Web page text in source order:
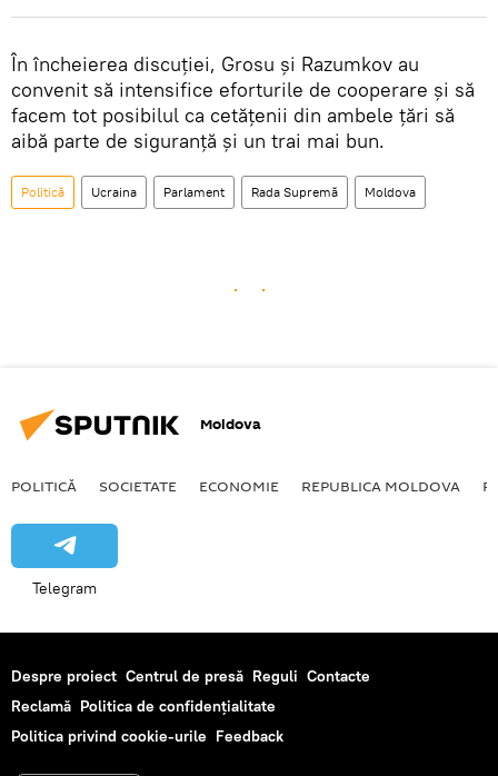
În încheierea discuției, Grosu și Razumkov au
convenit să intensifice eforturile de cooperare și să
facem tot posibilul ca cetățenii din ambele țări să
aibă parte de siguranţă şi un trai mai bun.
Politică Ucraina Parlament Rada Supremă Moldova
Moldova
POLITICĂ SOCIETATE ECONOMIE REPUBLICA MOLDOVA
Telegram
Despre proiect Centrul de presă Reguli Contacte
Reclamă Politica de confidențialitate
Politica privind cookie-urile Feedback